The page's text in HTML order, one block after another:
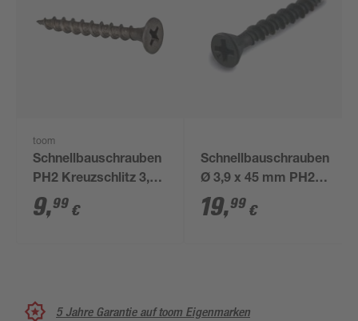
toom
Schnellbauschrauben
PH2 Kreuzschlitz 3,9
x 35 mm 300 Stück
9,99 €
Schnellbauschrauben
Ø 3,9 x 45 mm PH2
400 Stück
19,99 €
5 Jahre Garantie auf toom Eigenmarken